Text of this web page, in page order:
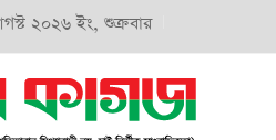
২০২৬ ইং, শুক্রবার